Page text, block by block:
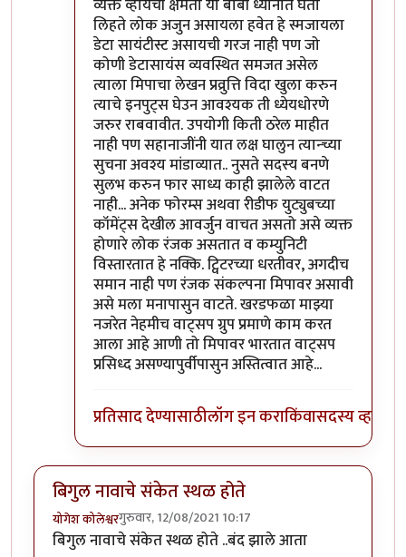
व्यक्त व्हायची क्षमता या बाबी ध्यानात घेता
लिहते लोक अजुन असायला हवेत हे स्मजायला
डेटा सायंटीस्ट असायची गरज नाही पण जो
कोणी डेटासायंस व्यवस्थित समजत असेल
त्याला मिपाचा लेखन प्रव्रुत्ति विदा खुला करुन
त्याचे इनपुट्स घेउन आवश्यक ती ध्येयधोरणे
जरुर राबवावीत. उपयोगी किती ठरेल माहीत
नाही पण सहानाजींनी यात लक्ष घालुन त्यान्च्या
सुचना अवश्य मांडाव्यात.. नुसते सदस्य बनणे
सुलभ करुन फार साध्य काही झालेले वाटत
नाही... अनेक फोरम्स अथवा रीडीफ युट्युबच्या
कॉमेंट्स देखील आवर्जुन वाचत असतो असे व्यक्त
होणारे लोक रंजक असतात व कम्युनिटी
विस्तारतात हे नक्कि. ट्विटरच्या धरतीवर, अगदीच
समान नाही पण रंजक संकल्पना मिपावर असावी
असे मला मनापासुन वाटते. खरडफळा माझ्या
नजरेत नेहमीच वाट्सप ग्रुप प्रमाणे काम करत
आला आहे आणी तो मिपावर भारतात वाट्सप
प्रसिध्द असण्यापुर्वीपासुन अस्तित्वात आहे...
प्रतिसाद देण्यासाठीलॉग इन कराकिंवासदस्य व्हा
बिगुल नावाचे संकेत स्थळ होते
योगेश कोलेश्वरगुरुवार, 12/08/2021 10:17
बिगुल नावाचे संकेत स्थळ होते ..बंद झाले आता